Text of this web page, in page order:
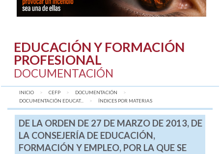
EDUCACIÓN Y FORMACIÓN
PROFESIONAL
DOCUMENTACIÓN
INICIO CEFP
DOCUMENTACIÓN
DOCUMENTACIÓN EDUCAT...
AQUÍ:
ÍNDICES POR MATERIAS
DE LA ORDEN DE 27 DE MARZO DE 2013, DE
LA CONSEJERÍA DE EDUCACIÓN,
FORMACIÓN Y EMPLEO, POR LA QUE SE